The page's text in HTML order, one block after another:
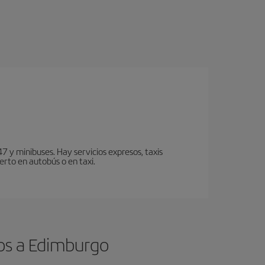
minibuses. Hay servicios expresos, taxis
en autobús o en taxi.
a Edimburgo